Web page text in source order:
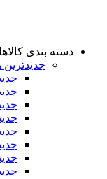
دسته بندی کالاها
جدیدترین